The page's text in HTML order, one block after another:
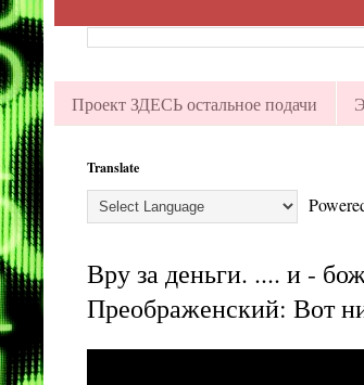
Проект ЗДЕСЬ остальное подачи
Translate
Вру за деньги. .... и -
Преображенский: Вот